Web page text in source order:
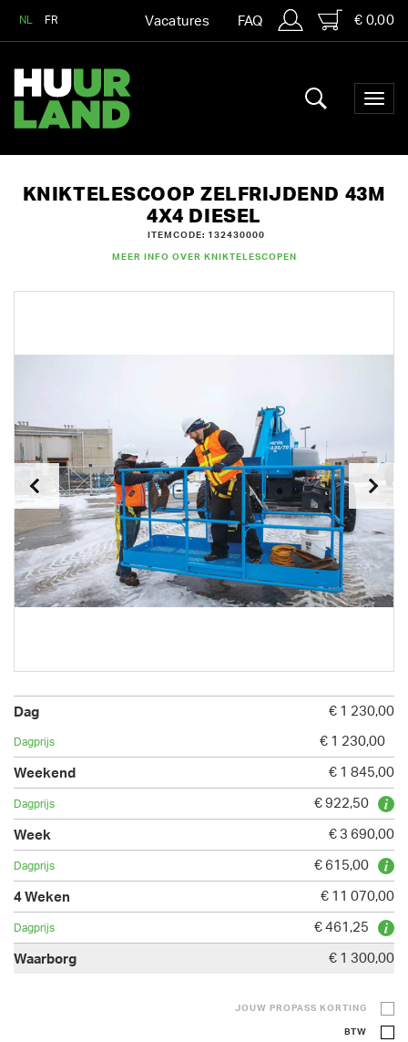
NL FR Vacatures FAQ € 0,00
KNIKTELESCOOP ZELFRIJDEND 43M
4X4 DIESEL
ITEMCODE: 132430000
MEER INFO OVER KNIKTELESCOPEN
€ 1 230,00
€ 1 230,00
€ 1 845,00
€ 922,50
€ 3 690,00
€ 615,00
€ 11 070,00
€ 461,25
€ 1 300,00
JOUW PROPASS KORTING
BTW